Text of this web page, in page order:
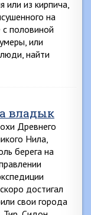
или из кирпича,
на
половиной
или
найти
владык
Древнего
Нила,
берега на
достигал
свои города